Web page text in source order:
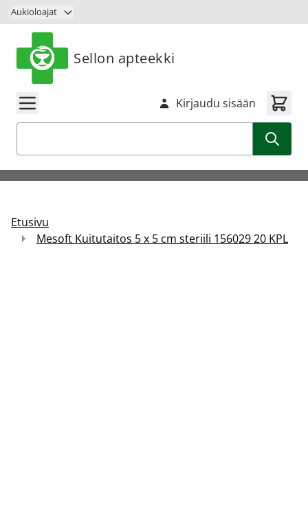
Siirry sisältöön
Aukioloajat
Sellon apteekki
Kirjaudu sisään
Etusivu
Mesoft Kuitutaitos 5 x 5 cm steriili 156029 20 KPL